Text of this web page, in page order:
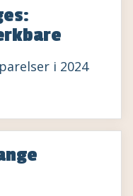
i 2024